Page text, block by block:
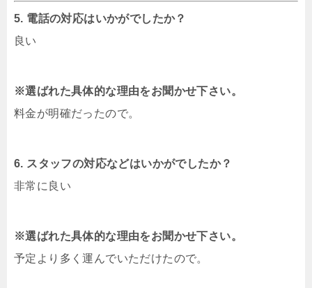
5. 電話の対応はいかがでしたか？
良い
※選ばれた具体的な理由をお聞かせ下さい。
料金が明確だったので。
6. スタッフの対応などはいかがでしたか？
非常に良い
※選ばれた具体的な理由をお聞かせ下さい。
予定より多く運んでいただけたので。